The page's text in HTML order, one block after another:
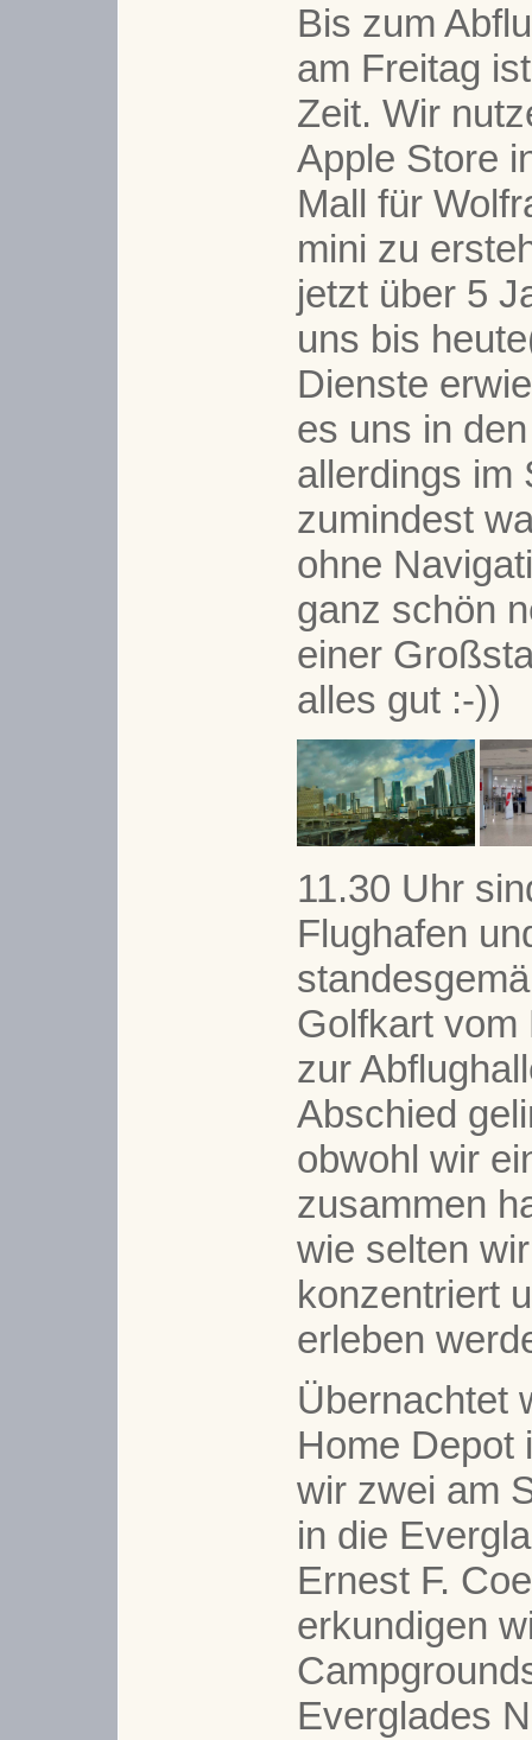
Bis zum
am Freitag
Zeit. Wir
Apple Store
Mall für
mini zu
jetzt über 5
uns bis
Dienste
es uns in
allerdings im
zumindest
ohne
ganz schön
einer
alles gut :-))
11.30 Uhr
Flughafen
Golfkart vom
zur
Abschied
obwohl wir
zusammen
wie selten
konzentriert
erleben
Übernachtet
Home Depot
wir zwei am
in die
Ernest F.
erkundigen
Everglades